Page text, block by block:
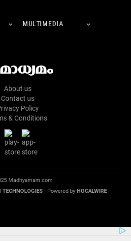
MULTIMEDIA
About us
Contact us
Policy
& Conditions
Madhyamam.com
TECHNOLOGIES | Powered by HOCALWIRE